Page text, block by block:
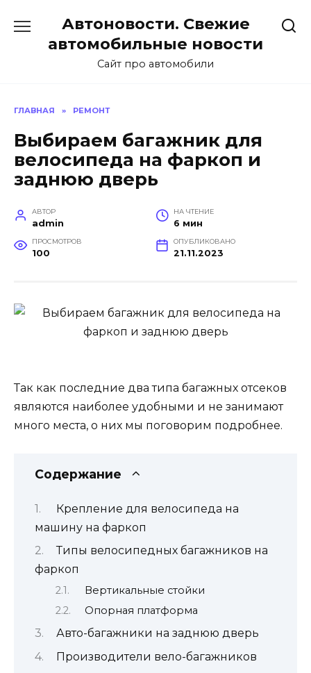
содержанию
Автоновости. Свежие
автомобильные новости
Сайт про автомобили
ГЛАВНАЯ » РЕМОНТ
Выбираем багажник для
велосипеда на фаркоп и
заднюю дверь
АВТОР
admin
НА ЧТЕНИЕ
6 мин
ПРОСМОТРОВ
100
ОПУБЛИКОВАНО
21.11.2023
Так как последние два типа багажных отсеков
являются наиболее удобными и не занимают
много места, о них мы поговорим подробнее.
Содержание
Крепление для велосипеда на
машину на фаркоп
Типы велосипедных багажников на
фаркоп
Вертикальные стойки
Опорная платформа
Авто-багажники на заднюю дверь
Производители вело-багажников